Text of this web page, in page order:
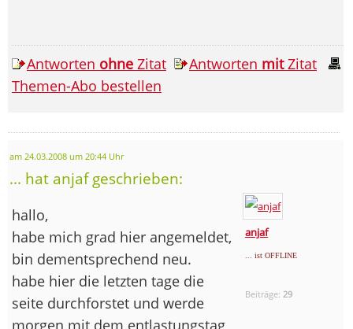
Antworten ohne Zitat Antworten mitZitat
Themen-Abo bestellen
am 24.03.2008 um 20:44 Uhr
... hat anjaf geschrieben:
anjaf
... ist OFFLINE
Beiträge: 29
hallo,
habe mich grad hier angemeldet,
bin dementsprechend neu.
habe hier die letzten tage die
seite durchforstet und werde
morgen mit dem entlastungstag